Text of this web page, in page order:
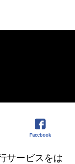
Facebook
サービスをは